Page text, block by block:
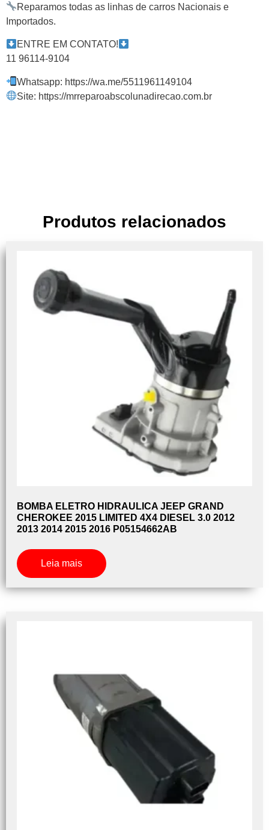
Reparamos todas as linhas de carros Nacionais e
Importados.
ENTRE EM CONTATO!
11 96114-9104
Whatsapp: https://wa.me/5511961149104
Site: https://mrreparoabscolunadirecao.com.br
Produtos relacionados
BOMBA ELETRO HIDRAULICA JEEP GRAND
CHEROKEE 2015 LIMITED 4X4 DIESEL 3.0 2012
2013 2014 2015 2016 P05154662AB
Leia mais